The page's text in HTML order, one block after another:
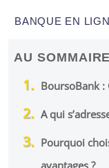
BANQUE EN
AU
BoursoBank :
A qui
Pourquoi
avantages ?